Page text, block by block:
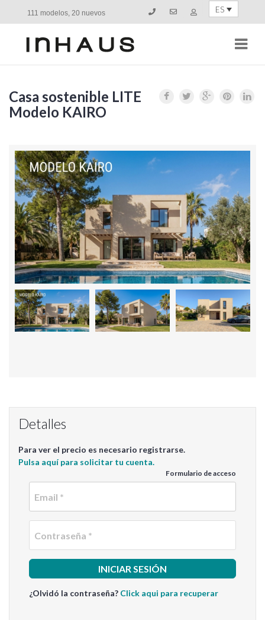
111 modelos, 20 nuevos ES
Casa sostenible LITE
Modelo KAIRO
Detalles
Para ver el precio es necesario registrarse.
Pulsa aquí para solicitar tu cuenta.
Formulario de acceso
¿Olvidó la contraseña? Click aqui para recuperar